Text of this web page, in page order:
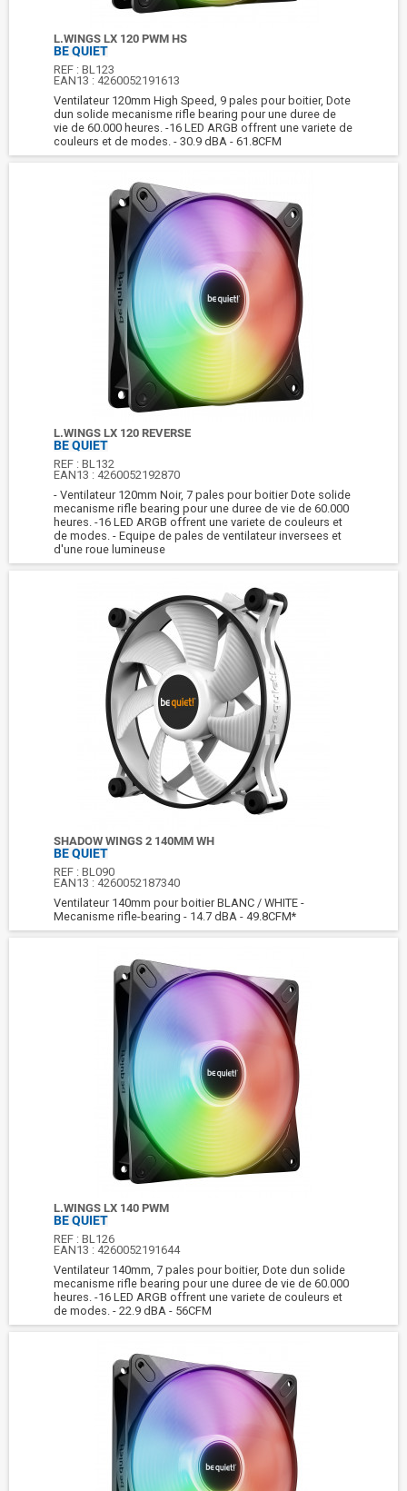
L.WINGS LX 120 PWM HS
BE QUIET
REF :BL123
EAN13 : 4260052191613
Ventilateur 120mm High Speed, 9 pales pour boitier, Dote
dun solide mecanisme rifle bearing pour une duree de
vie de 60.000 heures. -16 LED ARGB offrent une variete de
couleurs et de modes. - 30.9 dBA - 61.8CFM
L.WINGS LX 120 REVERSE
BE QUIET
REF :BL132
EAN13 : 4260052192870
- Ventilateur 120mm Noir, 7 pales pour boitier Dote solide
mecanisme rifle bearing pour une duree de vie de 60.000
heures. -16 LED ARGB offrent une variete de couleurs et
de modes. - Equipe de pales de ventilateur inversees et
d'une roue lumineuse
SHADOW WINGS 2 140MM WH
BE QUIET
REF :BL090
EAN13 : 4260052187340
Ventilateur 140mm pour boitier BLANC / WHITE -
Mecanisme rifle-bearing - 14.7 dBA - 49.8CFM*
L.WINGS LX 140 PWM
BE QUIET
REF :BL126
EAN13 : 4260052191644
Ventilateur 140mm, 7 pales pour boitier, Dote dun solide
mecanisme rifle bearing pour une duree de vie de 60.000
heures. -16 LED ARGB offrent une variete de couleurs et
de modes. - 22.9 dBA - 56CFM